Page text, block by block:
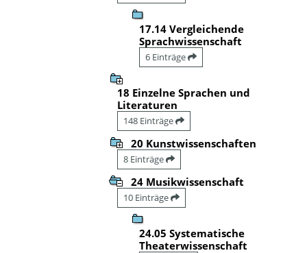
17.14 Vergleichende
Sprachwissenschaft
6 Einträge
18 Einzelne Sprachen und
Literaturen
148 Einträge
20 Kunstwissenschaften
8 Einträge
24 Musikwissenschaft
10 Einträge
24.05 Systematische
Theaterwissenschaft